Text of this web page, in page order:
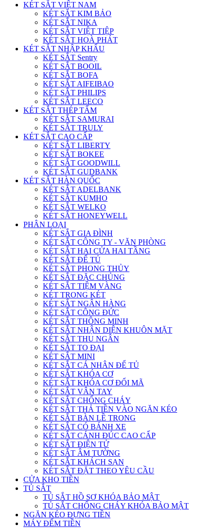
KÉT SẮT VIỆT NAM
KÉT SẮT KIM BẢO
KÉT SẮT NIKA
KÉT SẮT VIỆT TIỆP
KÉT SẮT HOÀ PHÁT
KÉT SẮT NHẬP KHẨU
KÉT SẮT Sentry
KÉT SẮT BOOIL
KÉT SẮT BOFA
KÉT SẮT AIFEIBAO
KÉT SẮT PHILIPS
KÉT SẮT LEECO
KÉT SẮT THÉP TẤM
KÉT SẮT SAMURAI
KÉT SẮT TRULY
KÉT SẮT CAO CẤP
KÉT SẮT LIBERTY
KÉT SẮT BOKEE
KÉT SẮT GOODWILL
KÉT SẮT GUDBANK
KÉT SẮT HÀN QUỐC
KÉT SẮT ADELBANK
KÉT SẮT KUMHO
KÉT SẮT WELKO
KÉT SẮT HONEYWELL
PHÂN LOẠI
KÉT SẮT GIA ĐÌNH
KÉT SẮT CÔNG TY - VĂN PHÒNG
KÉT SẮT HAI CỬA HAI TẦNG
KÉT SẮT ĐỂ TỦ
KÉT SẮT PHONG THỦY
KÉT SẮT ĐẶC CHỦNG
KÉT SẮT TIỆM VÀNG
KÉT TRONG KÉT
KÉT SẮT NGÂN HÀNG
KÉT SẮT CÔNG ĐỨC
KÉT SẮT THÔNG MINH
KÉT SẮT NHẬN DIỆN KHUÔN MẶT
KÉT SẮT THU NGÂN
KÉT SẮT TO ĐẠI
KÉT SẮT MINI
KÉT SẮT CÁ NHÂN ĐỂ TỦ
KÉT SẮT KHÓA CƠ
KÉT SẮT KHÓA CƠ ĐỔI MÃ
KÉT SẮT VÂN TAY
KÉT SẮT CHỐNG CHÁY
KÉT SẮT THẢ TIỀN VÀO NGĂN KÉO
KÉT SẮT BÀN LỀ TRONG
KÉT SẮT CÓ BÁNH XE
KÉT SẮT CÁNH ĐÚC CAO CẤP
KÉT SẮT ĐIỆN TỬ
KÉT SẮT ÂM TƯỜNG
KÉT SẮT KHÁCH SẠN
KÉT SẮT ĐẶT THEO YÊU CẦU
CỬA KHO TIỀN
TỦ SẮT
TỦ SẮT HỒ SƠ KHÓA BẢO MẬT
TỦ SẮT CHỐNG CHÁY KHÓA BẢO MẬT
NGĂN KÉO ĐỰNG TIỀN
MÁY ĐẾM TIỀN